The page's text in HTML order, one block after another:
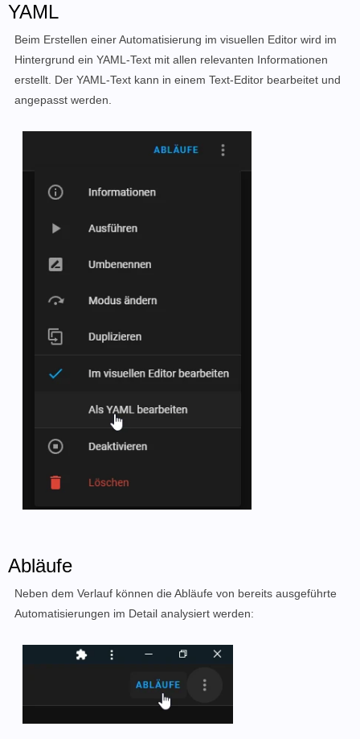
YAML
Beim Erstellen einer Automatisierung im visuellen Editor wird im
Hintergrund ein YAML-Text mit allen relevanten Informationen
erstellt. Der YAML-Text kann in einem Text-Editor bearbeitet und
angepasst werden.
Abläufe
Neben dem Verlauf können die Abläufe von bereits ausgeführte
Automatisierungen im Detail analysiert werden: